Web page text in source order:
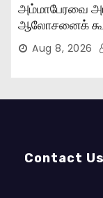
அம்மாபேரவை
ஆலோசனைக்
Aug 8, 2026
Contact Us